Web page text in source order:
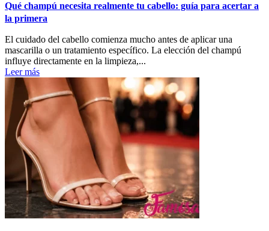
Qué champú necesita realmente tu cabello: guía para acertar a
la primera
El cuidado del cabello comienza mucho antes de aplicar una
mascarilla o un tratamiento específico. La elección del champú
influye directamente en la limpieza,...
Leer más